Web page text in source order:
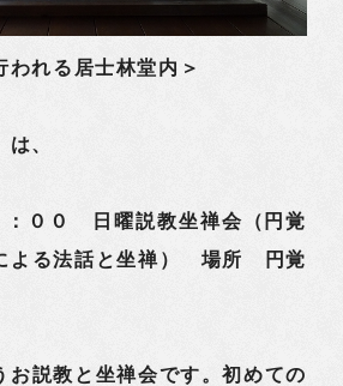
われる居士林堂内＞
は、
：００ 日曜説教坐禅会（円覚
よる法話と坐禅） 場所 円覚
説教と坐禅会です。初めての